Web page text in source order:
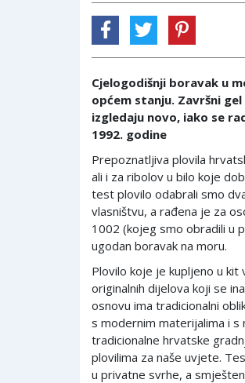
Cjelogodišnji boravak u
općem stanju. Završni
izgledaju novo, iako se
1992. godine
Prepoznatljiva plovila
ali i za ribolov u bilo koje
test plovilo odabrali smo
vlasništvu, a rađena je za
1002 (kojeg smo obradili u
ugodan boravak na moru.
Plovilo koje je kupljeno u kit
originalnih dijelova koji se
osnovu ima tradicionalni
s modernim materijalima i s
tradicionalne hrvatske
plovilima za naše uvjete.
u privatne svrhe, a